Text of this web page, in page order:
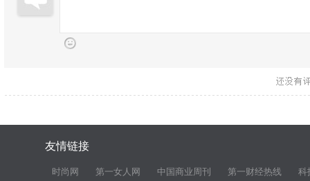
友情链接
时尚网 第一女人网 中国商业周刊 第一财经热线
科